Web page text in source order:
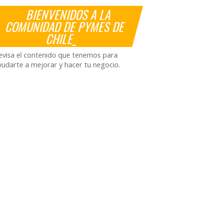
BIENVENIDOS A LA
COMUNIDAD DE PYMES DE
CHILE_
el contenido que tenemos para
a mejorar y hacer tu negocio.